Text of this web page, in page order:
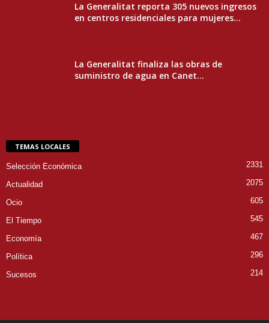
La Generalitat reporta 305 nuevos ingresos
en centros residenciales para mujeres...
La Generalitat finaliza las obras de
suministro de agua en Canet...
TEMAS LOCALES
Selección Económica 2331
Actualidad 2075
Ocio 605
El Tiempo 545
Economía 467
Política 296
Sucesos 214